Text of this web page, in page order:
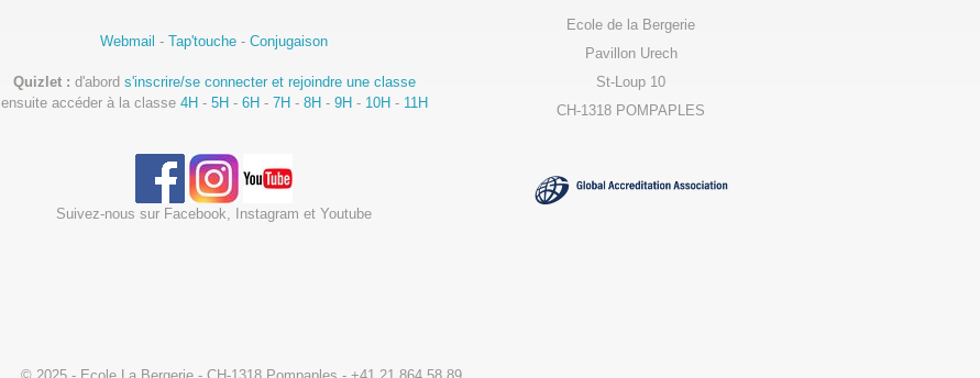
Webmail - Tap'touche - Conjugaison
Quizlet : d'abord s'inscrire/se connecter et rejoindre une classe
ensuite accéder à la classe 4H - 5H - 6H - 7H - 8H - 9H - 10H - 11H
Suivez-nous sur Facebook, Instagram et Youtube
Ecole de la Bergerie
Pavillon Urech
St-Loup 10
CH-1318 POMPAPLES